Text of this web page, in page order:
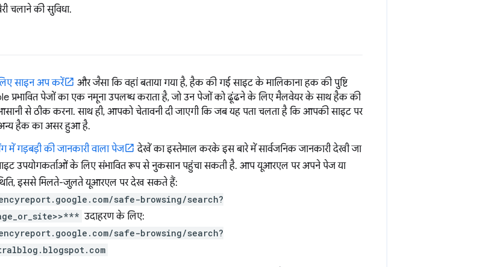
चलाने की सुविधा.
साइन अप करें
और जैसा कि वहां बताया गया है, हैक की गई साइट के मालिकाना हक की पुष्टि
प्रभावित पेजों का एक नमूना उपलब्ध कराता है, जो उन पेजों को ढूंढने के लिए मैलवेयर के साथ हैक की
से ठीक करना. साथ ही, आपको चेतावनी दी जाएगी कि जब यह पता चलता है कि आपकी साइट पर
हैक का असर हुआ है.
में गड़बड़ी की जानकारी वाला पेज
देखें का इस्तेमाल करके इस बारे में सार्वजनिक जानकारी देखी जा
उपयोगकर्ताओं के लिए संभावित रूप से नुकसान पहुंचा सकती है. आप यूआरएल पर अपने पेज या
इससे मिलते-जुलते यूआरएल पर देख सकते हैं:
safe-browsing/search?
उदाहरण के लिए:
safe-browsing/search?